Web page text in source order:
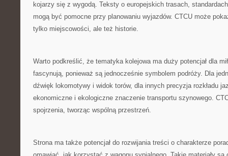
kojarzy się z wygodą. Teksty o europejskich trasach,
mogą być pomocne przy planowaniu wyjazdów. CTCU może
tylko miejscowości, ale też historie.
Warto podkreślić, że tematyka kolejowa ma duży potencjał dla
fascynują, ponieważ są jednocześnie symbolem podróży. Dla
dźwięk lokomotywy i widok torów, dla innych precyzja rozkładu
ekonomiczne i ekologiczne znaczenie transportu szynowego.
spojrzenia, tworząc wspólną przestrzeń.
Strona ma także potencjał do rozwijania treści o charakterze